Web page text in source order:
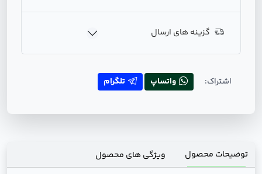
گزینه های ارسال
اشتراک: واتساپ تلگرام
توضیحات محصول ویژگی های محصول